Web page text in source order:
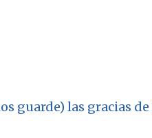
guarde) las gracias